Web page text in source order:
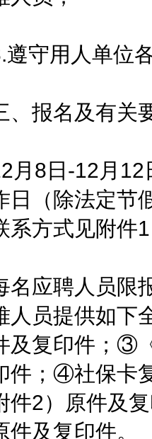
用人单位各
报名及有关
8日-12月12
日（除法定节
系方式见附件1
聘人员限报
人员提供如
及复印件；③
件；④社保卡
件2）原件及
件及复印件。